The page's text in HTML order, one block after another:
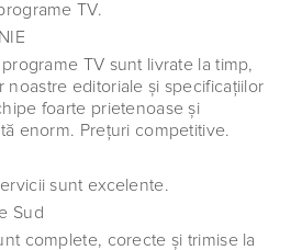
TV.
TV sunt livrate la timp,
noastre editoriale şi specificaţiilor
foarte prietenoase şi
enorm. Preţuri competitive.
sunt excelente.
Sud
complete, corecte şi trimise la